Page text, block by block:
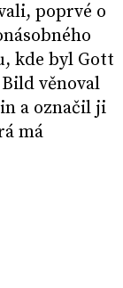
poprvé o
kde byl Gott
věnoval
a označil ji
má